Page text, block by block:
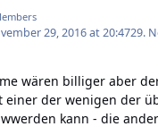
29, 2016 at 20:4729.
wären billiger aber
einer der wenigen der
kann - die